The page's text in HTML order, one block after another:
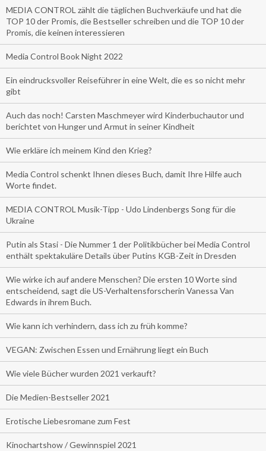
MEDIA CONTROL zählt die täglichen Buchverkäufe und hat die
TOP 10 der Promis, die Bestseller schreiben und die TOP 10 der
Promis, die keinen interessieren
Media Control Book Night 2022
Ein eindrucksvoller Reiseführer in eine Welt, die es so nicht mehr
gibt
Auch das noch! Carsten Maschmeyer wird Kinderbuchautor und
berichtet von Hunger und Armut in seiner Kindheit
Wie erkläre ich meinem Kind den Krieg?
Media Control schenkt Ihnen dieses Buch, damit Ihre Hilfe auch
Worte findet.
MEDIA CONTROL Musik-Tipp - Udo Lindenbergs Song für die
Ukraine
Putin als Stasi - Die Nummer 1 der Politikbücher bei Media Control
enthält spektakuläre Details über Putins KGB-Zeit in Dresden
Wie wirke ich auf andere Menschen? Die ersten 10 Worte sind
entscheidend, sagt die US-Verhaltensforscherin Vanessa Van
Edwards in ihrem Buch.
Wie kann ich verhindern, dass ich zu früh komme?
VEGAN: Zwischen Essen und Ernährung liegt ein Buch
Wie viele Bücher wurden 2021 verkauft?
Die Medien-Bestseller 2021
Erotische Liebesromane zum Fest
Kinochartshow / Gewinnspiel 2021